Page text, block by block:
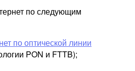
по следующим
по оптической линии
PON и FTTB);